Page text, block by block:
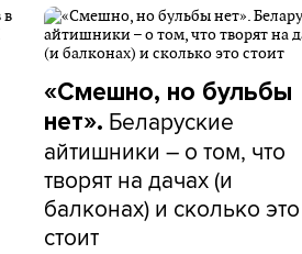
«Смешно, но бульбы
нет». Беларуские
айтишники – о том, что
творят на дачах (и
балконах) и сколько это
стоит